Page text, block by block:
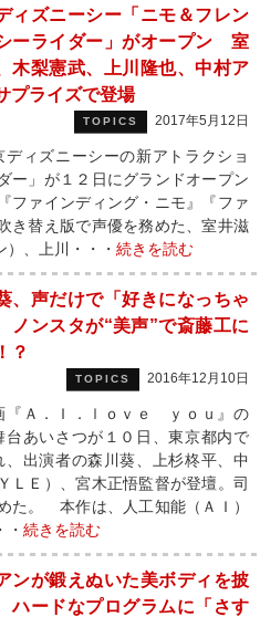
ィズニーシー「ニモ＆フレン
ーライダー」がオープン 室
木梨憲武、上川隆也、中村ア
プライズで登場
TOPICS 2017年5月12日
ィズニーシーの新アトラクショ
ー」が１２日にグランドオープン
ファインディング・ニモ』『ファ
き替え版で声優を務めた、室井滋
）、上川・・・ 続きを読む
、声だけで「好きになっちゃ
ンスタが“美声”で斎藤工に
？
TOPICS 2016年12月10日
Ａ．Ｉ．ｌｏｖｅ ｙｏｕ』の
台あいさつが１０日、東京都内で
、出演者の森川葵、上杉柊平、中
Ｅ）、宮木正悟監督が登壇。司
た。 本作は、人工知能（ＡＩ）
続きを読む
ンが鍛えぬいた美ボディを披
ードなプログラムに「さす